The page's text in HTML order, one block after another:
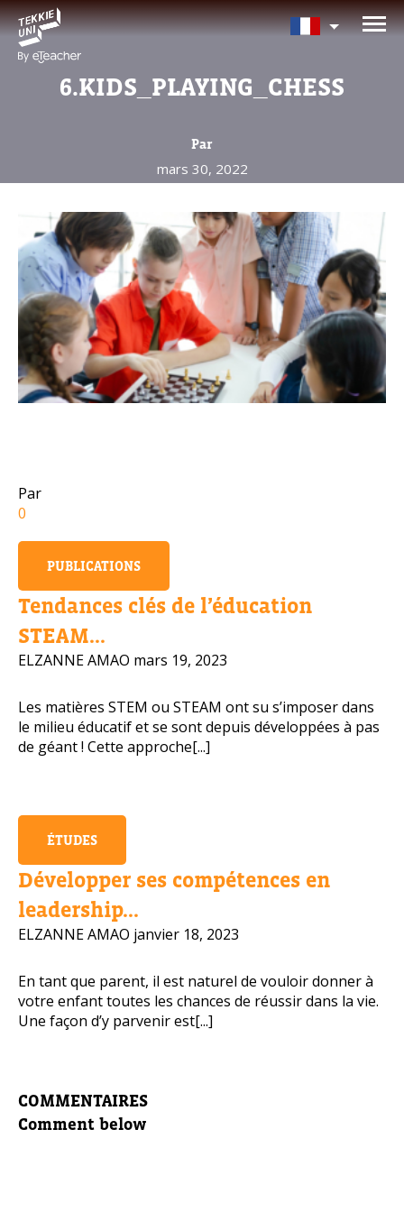
6.KIDS_PLAYING_CHESS
Par
mars 30, 2022
Par
0
PUBLICATIONS
Tendances clés de l’éducation
STEAM...
ELZANNE AMAO mars 19, 2023
Les matières STEM ou STEAM ont su s’imposer dans
le milieu éducatif et se sont depuis développées à pas
de géant ! Cette approche[...]
ÉTUDES
Développer ses compétences en
leadership...
ELZANNE AMAO janvier 18, 2023
En tant que parent, il est naturel de vouloir donner à
votre enfant toutes les chances de réussir dans la vie.
Une façon d’y parvenir est[...]
COMMENTAIRES
Comment below
Avez-vous besoin d'aide pour
choisir votre cours?
Nom complet d'un parent
Âge de votre enfant
Âge de votre enfant
E-mail des parents
OBTENIR PLUS D’INFOS